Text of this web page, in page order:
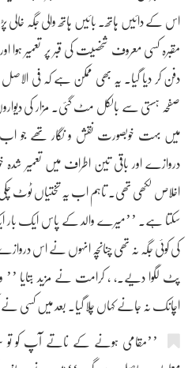
اس کے دائیں ہاتھ۔ بائیں ہاتھ والی جگہ
مقبرہ کسی معروف شخصیت کی قبر پر تعمیر ہوا
دفن کر دیا گیا۔ یہ بھی ممکن ہے کہ فی الاصل
صفحہ ہستی سے بالکل مٹ گئی۔ مزار کی
میں بہت خوبصورت نقش و نگار تھے جو
دروازے اور باقی تین اطراف میں تعمیر شدہ
اخلاص لکھی تھی۔ تاہم اب یہ تختیاں ٹوٹ چکی
سکتا ہے۔ ’’میرے والد کے پاس ایک بار
کی کوئی جگہ نہ تھی چنانچہ انہوں نے اس
پٹ لگوا دیے۔، ، کرامت نے مزید بتایا ’’
اچانک نہ جانے کہاں چلا گیا۔ بعد میں کسی
’’مقامی ہونے کے ناتے آپ کو